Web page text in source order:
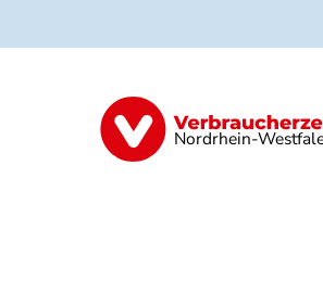
Nordrhein-
Kindertagespflege